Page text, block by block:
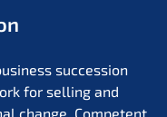
succes­si­on
for selling and
change. Compe­tent